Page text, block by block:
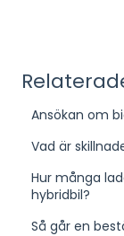
Ansökan om
Vad är
Hur många
hybridbil?
Så går en